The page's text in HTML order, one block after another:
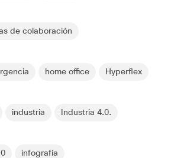
de colaboración
home office Hyperflex
industria Industria 4.0.
infografía